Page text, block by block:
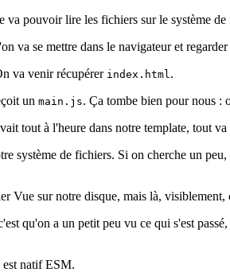
pouvoir lire les fichiers sur le système de
va se mettre dans le navigateur et
va venir récupérer index.html .
un main.js. Ça tombe bien pour nous :
tout à l'heure dans notre template, tout va
système de fichiers. Si on cherche un
Vue sur notre disque, mais là, visiblement,
qu'on a un petit peu vu ce qui s'est
est natif ESM.